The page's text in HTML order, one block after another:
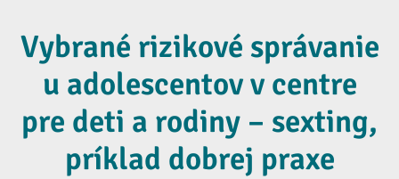
Vybrané rizikové správanie
u adolescentov v centre
pre deti a rodiny – sexting,
príklad dobrej praxe